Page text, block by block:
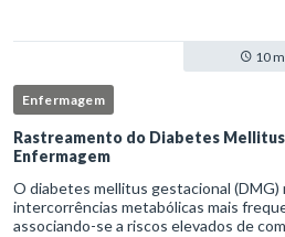
10
Enfermagem
Rastreamento do Diabetes
Enfermagem
O diabetes mellitus gestacional (DMG)
intercorrências metabólicas mais
associando-se a riscos elevados de